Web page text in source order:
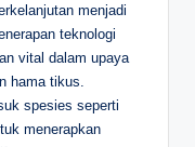
menjadi
teknologi
vital dalam upaya
hama tikus.
spesies seperti
menerapkan